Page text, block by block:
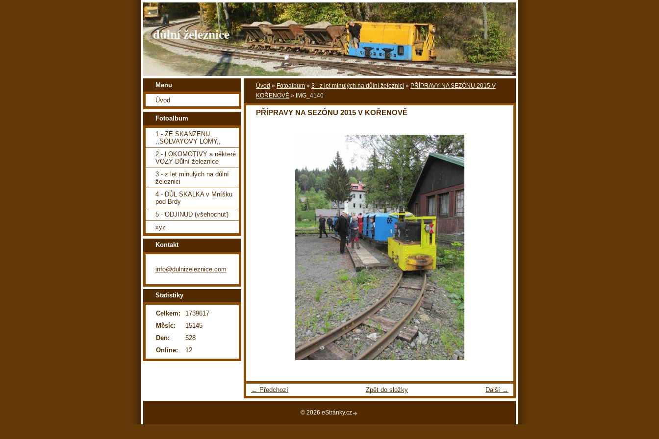
důlní železnice
Úvod » Fotoalbum » 3 - z let minulých na důlní železnici » PŘÍPRAVY NA SEZÓNU 2015 V
KOŘENOVĚ » IMG_4140
PŘÍPRAVY NA SEZÓNU 2015 V KOŘENOVĚ
← Předchozí Další →
Zpět do složky
Menu
Úvod
Fotoalbum
1 - ZE SKANZENU
,,SOLVAYOVY LOMY,,
2 - LOKOMOTIVY a některé
VOZY Důlní železnice
3 - z let minulých na důlní
železnici
4 - DŮL SKALKA v Mníšku
pod Brdy
5 - ODJINUD (všehochuť)
xyz
Kontakt
info@dulnizeleznice.com
Statistiky
Online: 12
Celkem:
1739617
Měsíc:
15145
Den:
528
© 2026 eStránky.cz